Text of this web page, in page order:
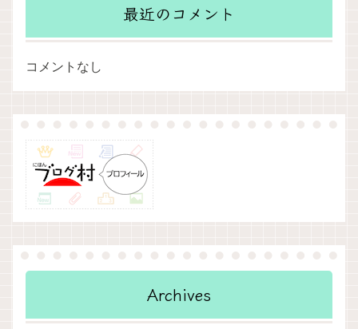
最近のコメント
コメントなし
Archives